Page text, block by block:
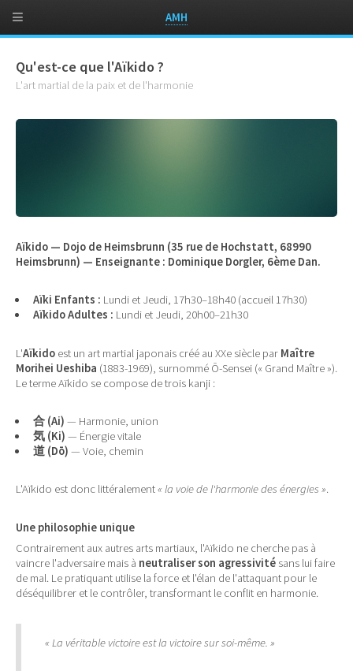
Qu'est-ce que l'Aïkido ?
L'art martial de la paix et de l'harmonie
Aïkido — Dojo de Heimsbrunn (35 rue de Hochstatt, 68990
Heimsbrunn) — Enseignante : Dominique Dorgler, 6ème Dan.
Aïki Enfants : Lundi et Jeudi, 17h30–18h40 (accueil 17h30)
Aïkido Adultes : Lundi et Jeudi, 20h00–21h30
L'Aïkido est un art martial japonais créé au XXe siècle par Maître
Morihei Ueshiba (1883-1969), surnommé Ō-Sensei (« Grand Maître »).
Le terme Aïkido se compose de trois kanji :
合 (Ai) — Harmonie, union
気 (Ki) — Énergie vitale
道 (Dō) — Voie, chemin
L'Aïkido est donc littéralement« la voie de l'harmonie des énergies ».
Une philosophie unique
Contrairement aux autres arts martiaux, l'Aïkido ne cherche pas à
vaincre l'adversaire mais à neutraliser son agressivité sans lui faire
de mal. Le pratiquant utilise la force et l'élan de l'attaquant pour le
déséquilibrer et le contrôler, transformant le conflit en harmonie.
« La véritable victoire est la victoire sur soi-même. »
AMH